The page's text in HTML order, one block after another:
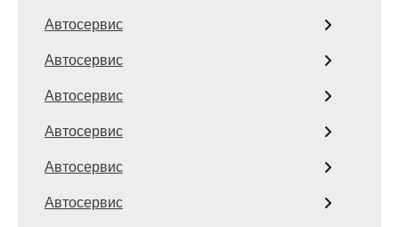
Автосервис
Автосервис
Автосервис
Автосервис
Автосервис
Автосервис